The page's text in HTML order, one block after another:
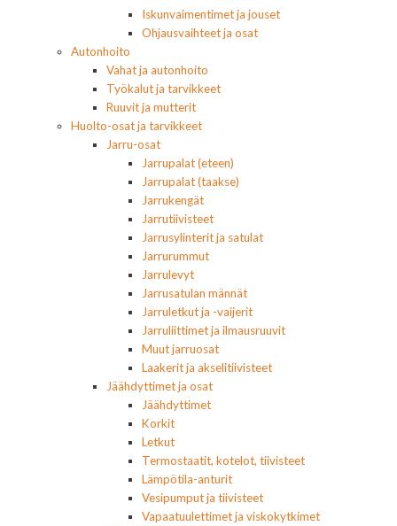
Iskunvaimentimet ja jouset
Ohjausvaihteet ja osat
Autonhoito
Vahat ja autonhoito
Työkalut ja tarvikkeet
Ruuvit ja mutterit
Huolto-osat ja tarvikkeet
Jarru-osat
Jarrupalat (eteen)
Jarrupalat (taakse)
Jarrukengät
Jarrutiivisteet
Jarrusylinterit ja satulat
Jarrurummut
Jarrulevyt
Jarrusatulan männät
Jarruletkut ja -vaijerit
Jarruliittimet ja ilmausruuvit
Muut jarruosat
Laakerit ja akselitiivisteet
Jäähdyttimet ja osat
Jäähdyttimet
Korkit
Letkut
Termostaatit, kotelot, tiivisteet
Lämpötila-anturit
Vesipumput ja tiivisteet
Vapaatuulettimet ja viskokytkimet